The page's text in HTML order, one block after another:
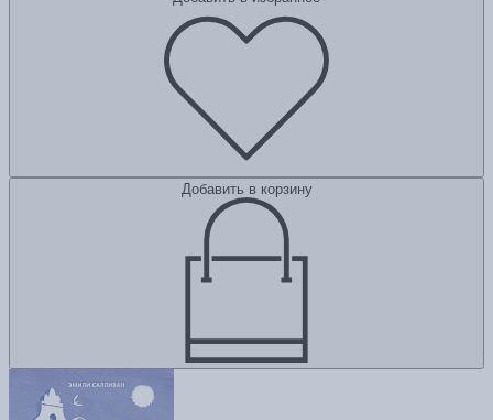
Добавить в корзину